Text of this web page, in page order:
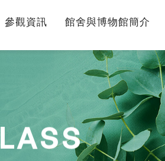
參觀資訊 館舍與博物館簡介
LASS